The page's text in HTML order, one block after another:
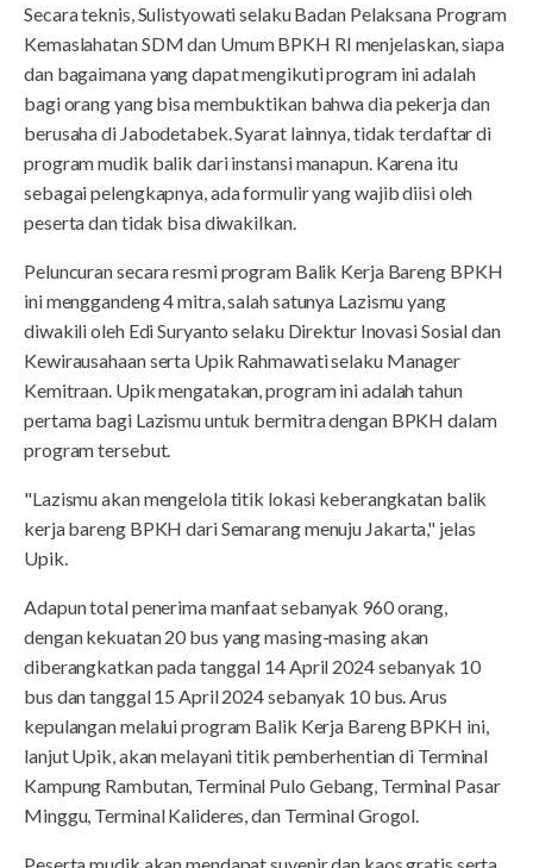
Secara teknis, Sulistyowati selaku Badan Pelaksana Program
Kemaslahatan SDM dan Umum BPKH RI menjelaskan, siapa
dan bagaimana yang dapat mengikuti program ini adalah
bagi orang yang bisa membuktikan bahwa dia pekerja dan
berusaha di Jabodetabek. Syarat lainnya, tidak terdaftar di
program mudik balik dari instansi manapun. Karena itu
sebagai pelengkapnya, ada formulir yang wajib diisi oleh
peserta dan tidak bisa diwakilkan.
Peluncuran secara resmi program Balik Kerja Bareng BPKH
ini menggandeng 4 mitra, salah satunya Lazismu yang
diwakili oleh Edi Suryanto selaku Direktur Inovasi Sosial dan
Kewirausahaan serta Upik Rahmawati selaku Manager
Kemitraan. Upik mengatakan, program ini adalah tahun
pertama bagi Lazismu untuk bermitra dengan BPKH dalam
program tersebut.
"Lazismu akan mengelola titik lokasi keberangkatan balik
kerja bareng BPKH dari Semarang menuju Jakarta," jelas
Upik.
Adapun total penerima manfaat sebanyak 960 orang,
dengan kekuatan 20 bus yang masing-masing akan
diberangkatkan pada tanggal 14 April 2024 sebanyak 10
bus dan tanggal 15 April 2024 sebanyak 10 bus. Arus
kepulangan melalui program Balik Kerja Bareng BPKH ini,
lanjut Upik, akan melayani titik pemberhentian di Terminal
Kampung Rambutan, Terminal Pulo Gebang, Terminal Pasar
Minggu, Terminal Kalideres, dan Terminal Grogol.
Peserta mudik akan mendapat suvenir dan kaos gratis serta